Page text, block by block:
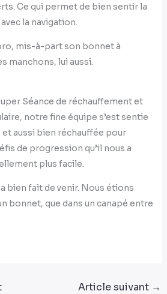
Ce qui permet de bien sentir la
la navigation.
mis-à-part son bonnet à
manchons, lui aussi.
Séance de réchauffement et
notre fine équipe s’est sentie
aussi bien réchauffée pour
de progression qu’il nous a
plus facile.
bien fait de venir. Nous étions
bonnet, que dans un canapé entre
Article suivant →